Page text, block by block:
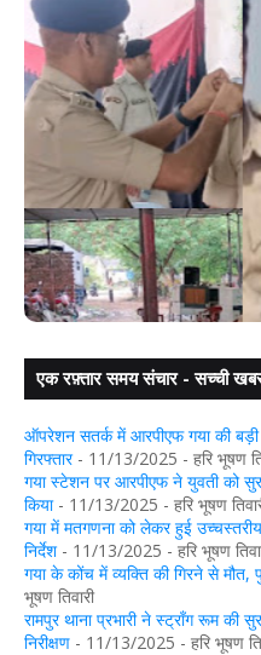
गया: डुमरिया थाना क्षेत्र
एक रफ़्तार समय संचार - सच्ची
ऑपरेशन सतर्क में आरपीएफ गया की
गिरफ्तार- 11/13/2025 - हरि भूषण
गया स्टेशन पर आरपीएफ ने युवती को
किया- 11/13/2025 - हरि भूषण
गया में मतगणना को लेकर हुई
निर्देश- 11/13/2025 - हरि भूषण
गया के कोंच में व्यक्ति की गिरने से मौत,
भूषण तिवारी
रामपुर थाना प्रभारी ने स्ट्रॉंग रूम की
निरीक्षण - 11/13/2025 - हरि भूषण